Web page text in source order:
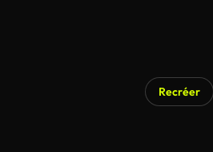
Recréer